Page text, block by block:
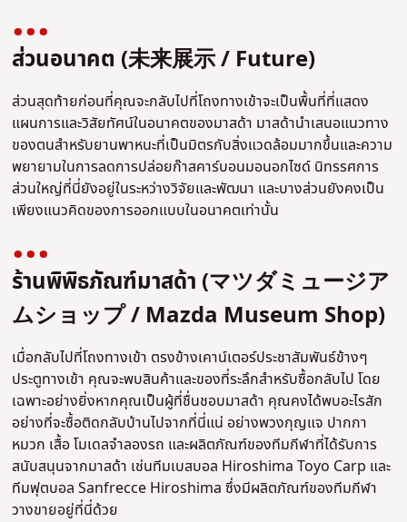
ส่วนอนาคต (未来展示 / Future)
ส่วนสุดท้ายก่อนที่คุณจะกลับไปที่โถงทางเข้าจะเป็นพื้นที่ที่แสดง
แผนการและวิสัยทัศน์ในอนาคตของมาสด้า มาสด้านำเสนอแนวทาง
ของตนสำหรับยานพาหนะที่เป็นมิตรกับสิ่งแวดล้อมมากขึ้นและความ
พยายามในการลดการปล่อยก๊าสคาร์บอนมอนอกไซด์ นิทรรศการ
ส่วนใหญ่ที่นี่ยังอยู่ในระหว่างวิจัยและพัฒนา และบางส่วนยังคงเป็น
เพียงแนวคิดของการออกแบบในอนาคตเท่านั้น
ร้านพิพิธภัณฑ์มาสด้า (マツダミュージア
ムショップ / Mazda Museum Shop)
เมื่อกลับไปที่โถงทางเข้า ตรงข้างเคาน์เตอร์ประชาสัมพันธ์ข้างๆ
ประตูทางเข้า คุณจะพบสินค้าและของที่ระลึกสำหรับซื้อกลับไป โดย
เฉพาะอย่างยิ่งหากคุณเป็นผู้ที่ชื่นชอบมาสด้า คุณคงได้พบอะไรสัก
อย่างที่จะซื้อติดกลับบ้านไปจากที่นี่แน่ อย่างพวงกุญแจ ปากกา
หมวก เสื้อ โมเดลจำลองรถ และผลิตภัณฑ์ของทีมกีฬาที่ได้รับการ
สนับสนุนจากมาสด้า เช่นทีมเบสบอล Hiroshima Toyo Carp และ
ทีมฟุตบอล Sanfrecce Hiroshima ซึ่งมีผลิตภัณฑ์ของทีมกีฬา
วางขายอยู่ที่นี่ด้วย